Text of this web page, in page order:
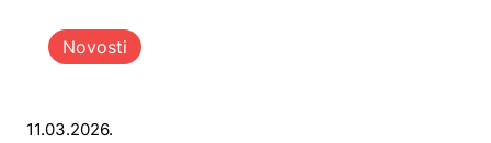
Novosti
11.03.2026.